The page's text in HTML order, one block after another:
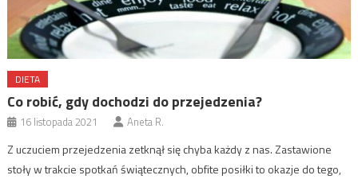
DIETA
Co robić, gdy dochodzi do przejedzenia?
16 listopada 2021 Aneta R.
Z uczuciem przejedzenia zetknął się chyba każdy z nas. Zastawione
stoły w trakcie spotkań świątecznych, obfite posiłki to okazje do tego,